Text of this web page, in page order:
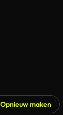
Opnieuw maken